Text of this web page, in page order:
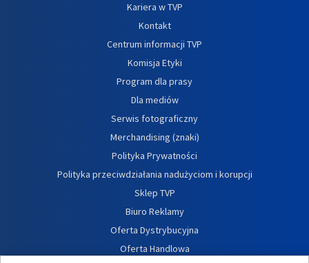
Kariera w TVP
Kontakt
Centrum informacji TVP
Komisja Etyki
Program dla prasy
Dla mediów
Serwis fotograficzny
Merchandising (znaki)
Polityka Prywatności
Polityka przeciwdziałania nadużyciom i korupcji
Sklep TVP
Biuro Reklamy
Oferta Dystrybucyjna
Oferta Handlowa